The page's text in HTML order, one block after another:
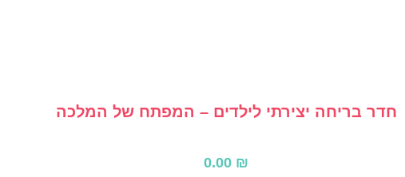
חדר בריחה יצירתי לילדים – המפתח של המלכה
0.00 ₪